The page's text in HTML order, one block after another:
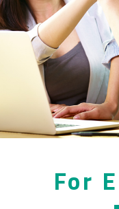
For